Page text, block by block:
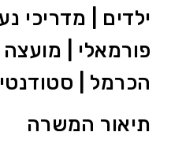
ילדים | מדריכי
פורמאלי | מועצה
הכרמל |
תיאור המשרה